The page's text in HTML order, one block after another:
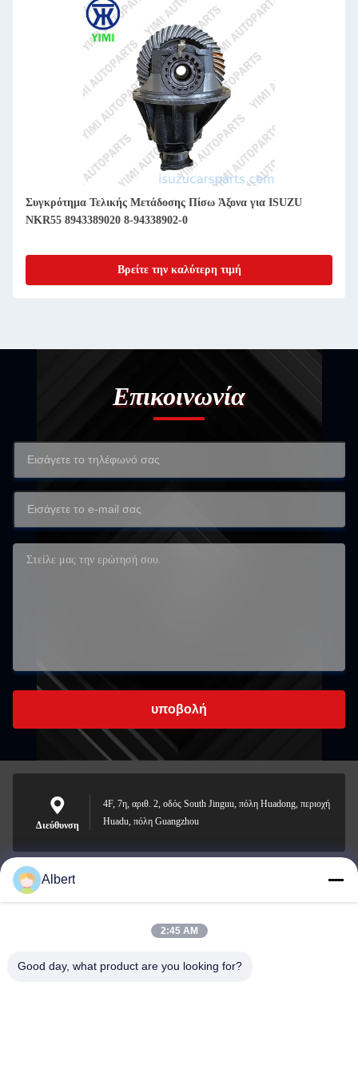
Συγκρότημα Τελικής Μετάδοσης Πίσω Άξονα για ISUZU
NKR55 8943389020 8-94338902-0
Βρείτε την καλύτερη τιμή
Επικοινωνία
υποβολή
Διεύθυνση
4F, 7η, αριθ. 2, οδός South Jinguu, πόλη Huadong, περιοχή
Huadu, πόλη Guangzhou
james@yimiautoparts.com
Albert
2:45 AM
Good day, what product are you looking for?